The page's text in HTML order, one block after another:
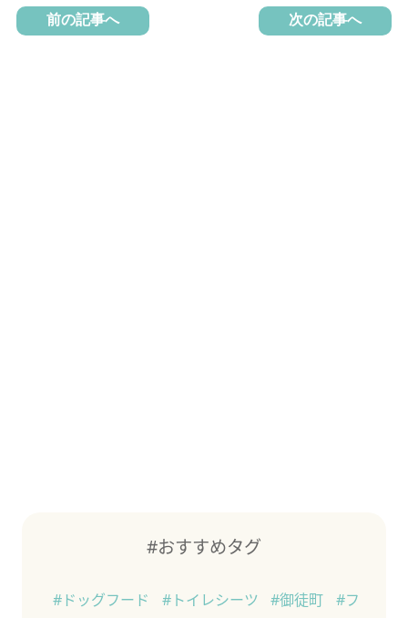
前の記事へ 次の記事へ
#おすすめタグ
#ドッグフード #トイレシーツ #御徒町 #フ